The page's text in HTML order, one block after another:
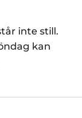
inte still.
kan